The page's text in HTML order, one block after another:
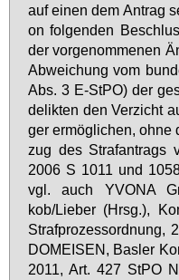
auf ei­nen dem An­trag
on fol­gen­den
der vor­ge­nom­me­nen
Ab­wei­chung vom
Abs. 3 E-StPO) der
de­lik­ten den Ver­zicht
ger er­mög­li­chen,
zug des Straf­an­trags
2006 S 1011 und
vgl. auch YVO­NA
kob/Lie­ber (Hrsg.),
Straf­pro­zess­ord­nung,
DO­MEI­SEN, Bas­ler
2011, Art. 427 StPO